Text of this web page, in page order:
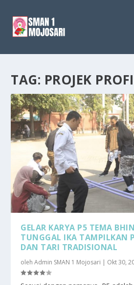
TAG: PROJEK
GELAR KARYA P5 TEMA
TUNGGAL IKA TAMPILKAN
DAN TARI TRADISIONAL
olehAdmin SMAN 1 Mojosari | Okt 30,